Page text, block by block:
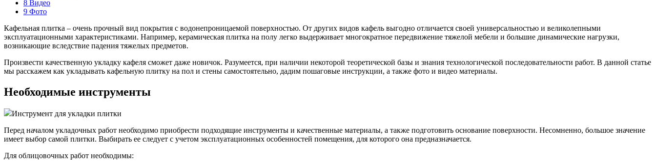
8 Видео
9 Фото
Кафельная плитка – очень прочный вид покрытия с водонепроницаемой поверхностью. От других видов кафель выгодно отличается своей универсальностью и великолепными
эксплуатационными характеристиками. Например, керамическая плитка на полу легко выдерживает многократное передвижение тяжелой мебели и большие динамические нагрузки,
возникающие вследствие падения тяжелых предметов.
Произвести качественную укладку кафеля сможет даже новичок. Разумеется, при наличии некоторой теоретической базы и знания технологической последовательности работ. В данной статье
мы расскажем как укладывать кафельную плитку на пол и стены самостоятельно, дадим пошаговые инструкции, а также фото и видео материалы.
Необходимые инструменты
Инструмент для укладки плитки
Перед началом укладочных работ необходимо приобрести подходящие инструменты и качественные материалы, а также подготовить основание поверхности. Несомненно, большое значение
имеет выбор самой плитки. Выбирать ее следует с учетом эксплуатационных особенностей помещения, для которого она предназначается.
Для облицовочных работ необходимы: